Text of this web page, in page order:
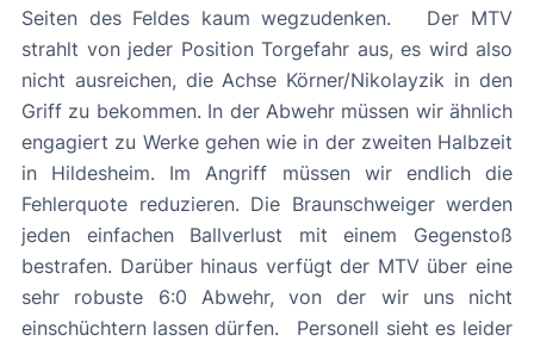
Seiten des Feldes kaum wegzudenken. Der MTV
strahlt von jeder Position Torgefahr aus, es wird also
nicht ausreichen, die Achse Körner/Nikolayzik in den
Griff zu bekommen. In der Abwehr müssen wir ähnlich
engagiert zu Werke gehen wie in der zweiten Halbzeit
in Hildesheim. Im Angriff müssen wir endlich die
Fehlerquote reduzieren. Die Braunschweiger werden
jeden einfachen Ballverlust mit einem Gegenstoß
bestrafen. Darüber hinaus verfügt der MTV über eine
sehr robuste 6:0 Abwehr, von der wir uns nicht
einschüchtern lassen dürfen. Personell sieht es leider